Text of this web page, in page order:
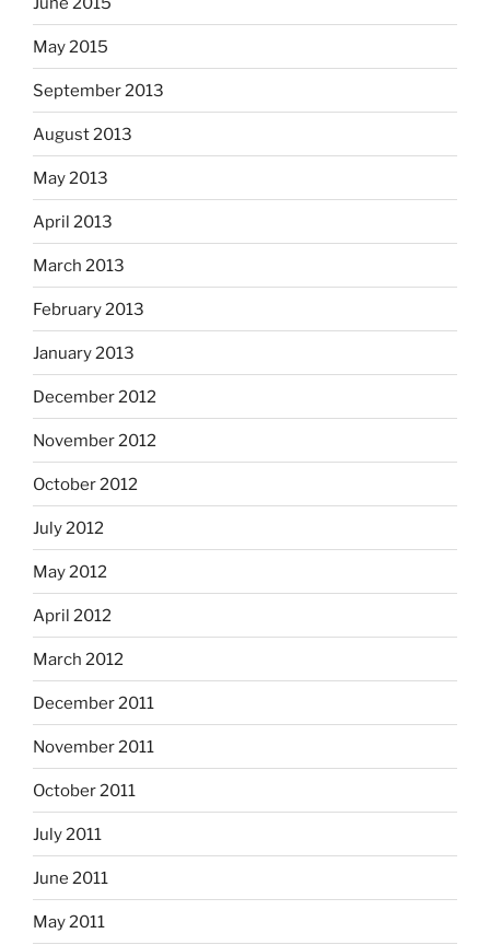
May 2015
September 2013
August 2013
May 2013
April 2013
March 2013
February 2013
January 2013
December 2012
November 2012
October 2012
July 2012
May 2012
April 2012
March 2012
December 2011
November 2011
October 2011
July 2011
June 2011
May 2011